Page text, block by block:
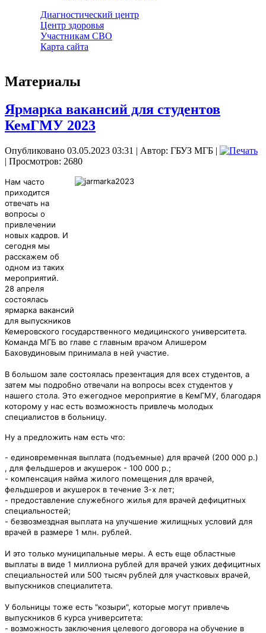
Диагностический центр
Центр здоровья
Участникам СВО
Карта сайта
Материалы
Ярмарка вакансий для студентов
КемГМУ 2023
Опубликовано 03.05.2023 03:31 | Автор: ГБУЗ МГБ |
| Просмотров: 2680
Нам часто
приходится
отвечать на
вопросы о
привлечении
новых кадров. И
сегодня мы
расскажем об
одном из таких
мероприятий.
28 апреля
состоялась
ярмарка вакансий
для выпускников
Кемеровского государственного медицинского университета.
Команда МГБ во главе с главным врачом Алишером
Баховудиновым принимала в ней участие.
В большом зале состоялась презентация для всех студентов, а
затем мы подробно отвечали на вопросы всех студентов у
нашего стола. Это ежегодное мероприятие в КемГМУ, благодаря
которому у нас есть возможность привлечь молодых
специалистов в больницу.
Ну а предложить нам есть что:
- единовременная выплата (подъемные) для врачей (200 000 р.)
, для фельдшеров и акушерок - 100 000 р.;
- компенсация найма жилого помещения для врачей,
фельдшеров и акушерок в течение 3-х лет;
- предоставление служебного жилья для врачей дефицитных
специальностей;
- безвозмездная выплата на улучшение жилищных условий для
врачей в размере 1 млн. рублей.
И это только муниципальные меры. А есть еще областные
выплаты в виде 1 миллиона рублей для врачей узких дефицитных
специальностей или 500 тысяч рублей для участковых врачей,
выпускников специалитета.
У больницы тоже есть "козыри", которые могут привлечь
выпускников 6 курса университета:
- возможность заключения целевого договора на обучение в